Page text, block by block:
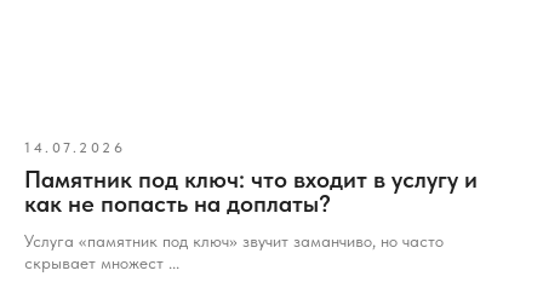
14.07.2026
Памятник под ключ: что входит в услугу и
как не попасть на доплаты?
Услуга «памятник под ключ» звучит заманчиво, но часто
скрывает множест ...